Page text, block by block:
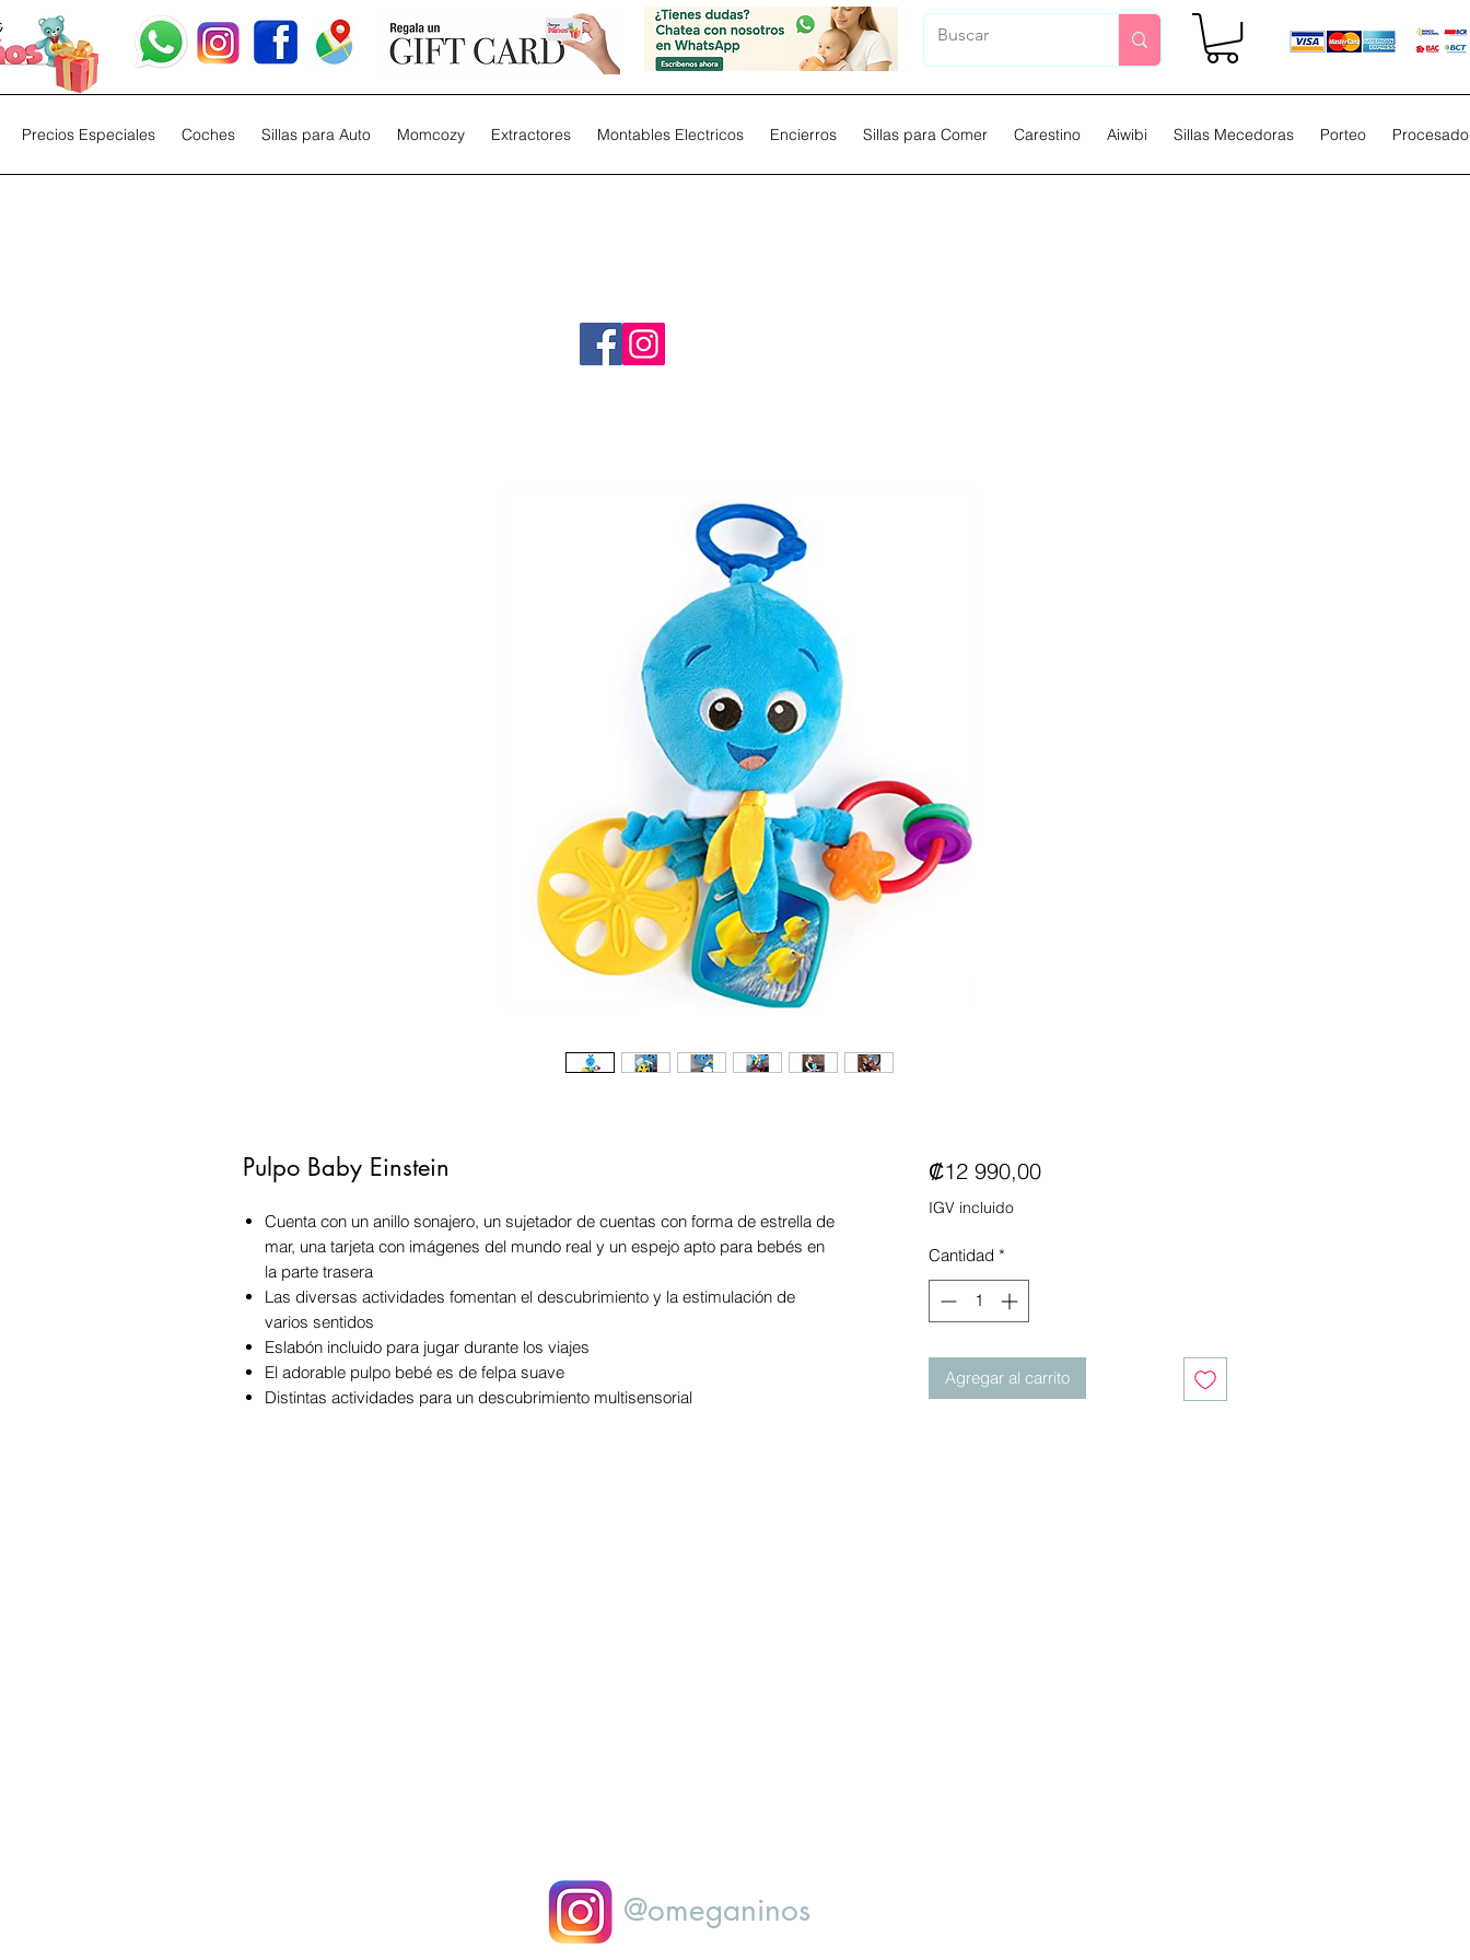
Precios Especiales Coches Sillas para Auto Momcozy Extractores Montables Electricos Encierros Sillas para Comer Carestino Aiwibi Sillas Mecedoras Porteo
Pulpo Baby Einstein
Cuenta con un anillo sonajero, un sujetador de cuentas con forma de estrella de
mar, una tarjeta con imágenes del mundo real y un espejo apto para bebés en
la parte trasera
Las diversas actividades fomentan el descubrimiento y la estimulación de
varios sentidos
Eslabón incluido para jugar durante los viajes
El adorable pulpo bebé es de felpa suave
Distintas actividades para un descubrimiento multisensorial
₡12 990,00Precio
IGV incluido
Cantidad *
Agregar al carrito
@omeganinos